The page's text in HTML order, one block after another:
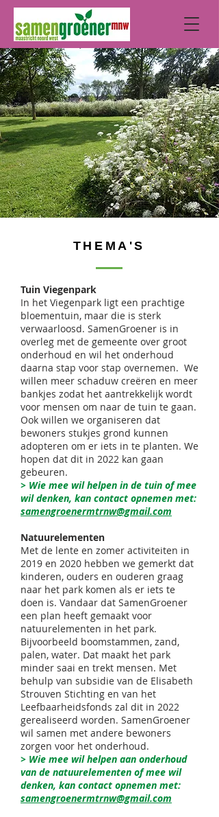
THEMA'S
Tuin Viegenpark
In het Viegenpark ligt een prachtige
bloementuin, maar die is sterk
verwaarloosd. SamenGroener is in
overleg met de gemeente over groot
onderhoud en wil het onderhoud
daarna stap voor stap overnemen. We
willen meer schaduw creëren en meer
bankjes zodat het aantrekkelijk wordt
voor mensen om naar de tuin te gaan.
Ook willen we organiseren dat
bewoners stukjes grond kunnen
adopteren om er iets in te planten. We
hopen dat dit in 2022 kan gaan
gebeuren.
> Wie mee wil helpen in de tuin of mee
wil denken, kan contact opnemen met:
samengroenermtrnw@gmail.com
Natuurelementen
Met de lente en zomer activiteiten in
2019 en 2020 hebben we gemerkt dat
kinderen, ouders en ouderen graag
naar het park komen als er iets te
doen is. Vandaar dat SamenGroener
een plan heeft gemaakt voor
natuurelementen in het park.
Bijvoorbeeld boomstammen, zand,
palen, water. Dat maakt het park
minder saai en trekt mensen. Met
behulp van subsidie van de Elisabeth
Strouven Stichting en van het
Leefbaarheidsfonds zal dit in 2022
gerealiseerd worden. SamenGroener
wil samen met andere bewoners
zorgen voor het onderhoud.
> Wie mee wil helpen aan onderhoud
van de natuurelementen of mee wil
denken, kan contact opnemen met:
samengroenermtrnw@gmail.com